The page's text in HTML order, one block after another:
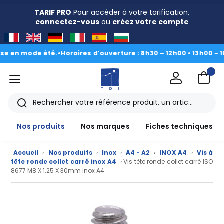
TARIF PRO Pour accéder à votre tarification,
connectez-vousou créez votre compte
été.•Horaires d’ouverture : 8h30 – 12h00 • 13h00 - 16h30 |
menu
Rechercher
Nos produits
Nos marques Fiches techniques
Accueil › Nos produits › Inox › A4 - A2 › INOX A4 › Vis à
tête ronde collet carré inox A4 › Vis tête ronde collet carré ISO
8677 M8 X 1.25 X 30mm inox A4